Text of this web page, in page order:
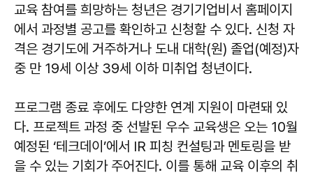
교육 참여를 희망하는 청년은 경기기업비서 홈페이지
에서 과정별 공고를 확인하고 신청할 수 있다. 신청 자
격은 경기도에 거주하거나 도내 대학(원) 졸업(예정)자
중 만 19세 이상 39세 이하 미취업 청년이다.
프로그램 종료 후에도 다양한 연계 지원이 마련돼 있
다. 프로젝트 과정 중 선발된 우수 교육생은 오는 10월
예정된 ‘테크데이’에서 IR 피칭 컨설팅과 멘토링을 받
을 수 있는 기회가 주어진다. 이를 통해 교육 이후의 취